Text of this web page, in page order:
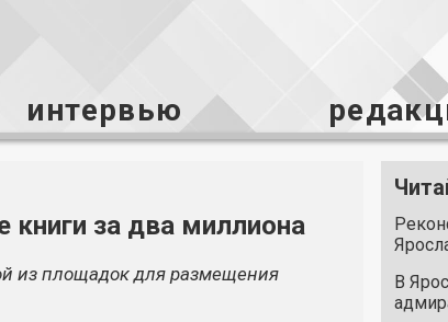
интервью
за два миллиона
из площадок для размещения
В